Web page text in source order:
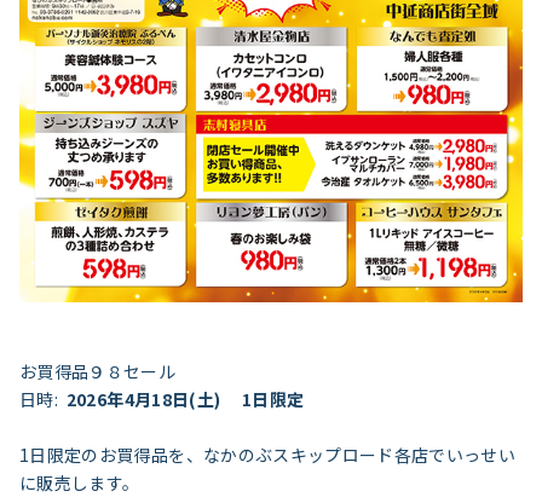
お買得品９８セール
日時: 2026年4月18日(土) 1日限定
1日限定のお買得品を、なかのぶスキップロード各店でいっせい
に販売します。